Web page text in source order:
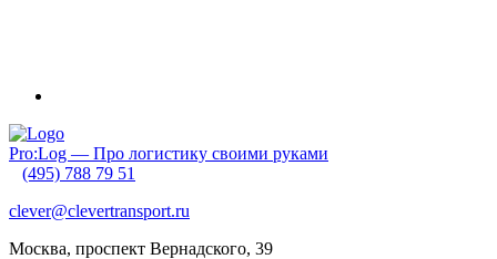
Pro:Log — Про логистику своими руками
(495) 788 79 51
clever@clevertransport.ru
Москва, проспект Вернадского, 39